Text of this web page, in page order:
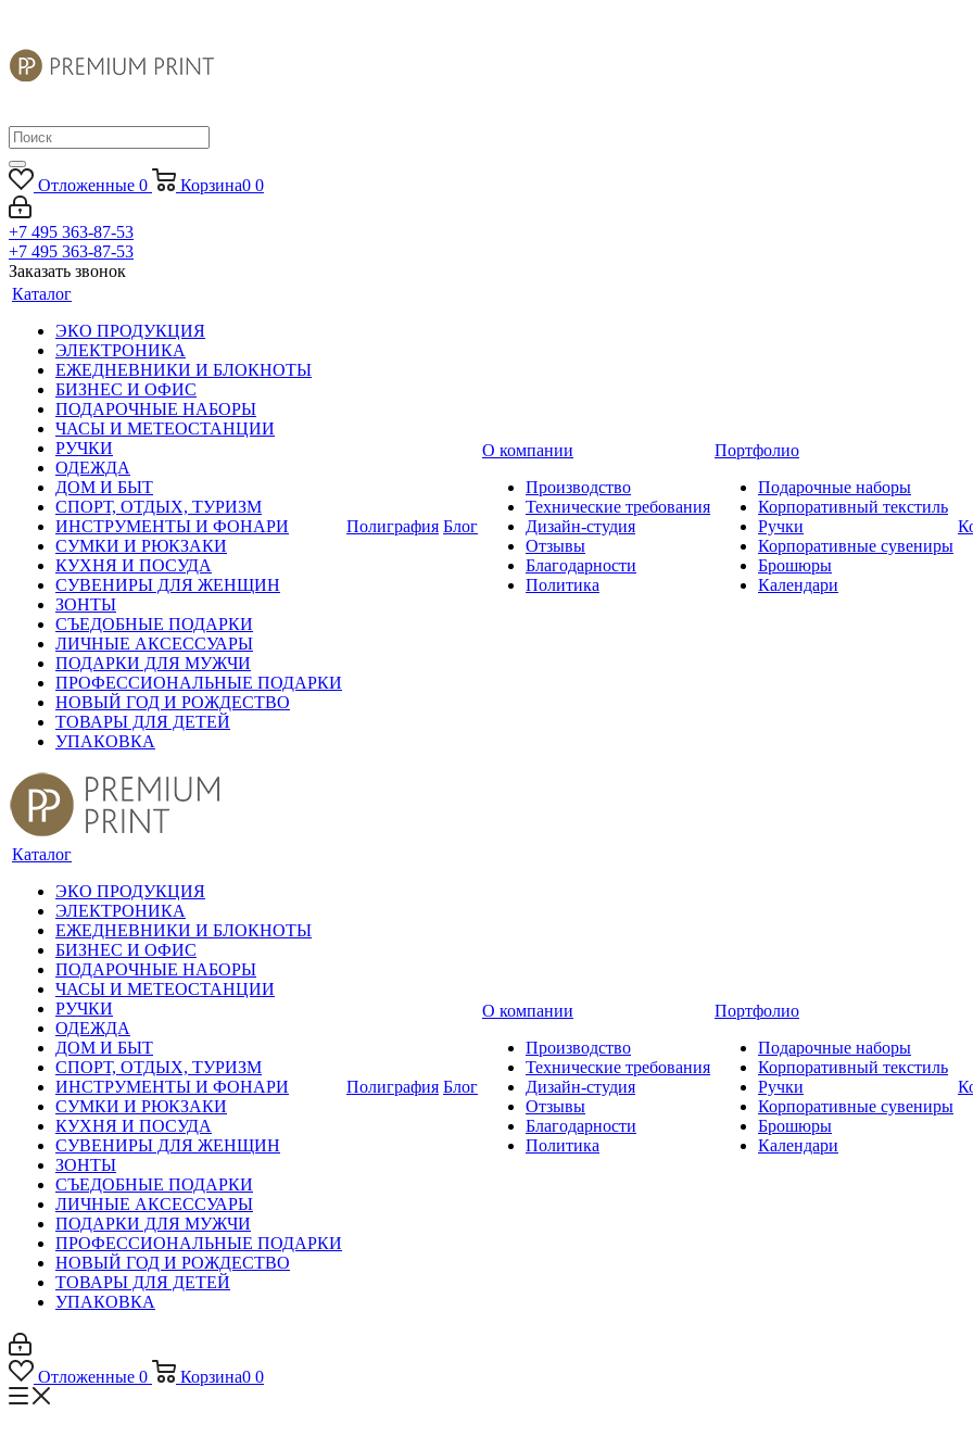
Отложенные 0 Корзина0 0
+7 495 363-87-53
+7 495 363-87-53
Заказать звонок
Каталог
ЭКО ПРОДУКЦИЯ
ЭЛЕКТРОНИКА
ЕЖЕДНЕВНИКИ И БЛОКНОТЫ
БИЗНЕС И ОФИС
ПОДАРОЧНЫЕ НАБОРЫ
ЧАСЫ И МЕТЕОСТАНЦИИ
РУЧКИ
ОДЕЖДА
ДОМ И БЫТ
СПОРТ, ОТДЫХ, ТУРИЗМ
ИНСТРУМЕНТЫ И ФОНАРИ
СУМКИ И РЮКЗАКИ
КУХНЯ И ПОСУДА
СУВЕНИРЫ ДЛЯ ЖЕНЩИН
ЗОНТЫ
СЪЕДОБНЫЕ ПОДАРКИ
ЛИЧНЫЕ АКСЕССУАРЫ
ПОДАРКИ ДЛЯ МУЖЧИ
ПРОФЕССИОНАЛЬНЫЕ ПОДАРКИ
НОВЫЙ ГОД И РОЖДЕСТВО
ТОВАРЫ ДЛЯ ДЕТЕЙ
УПАКОВКА
Полиграфия Блог
О компании
Производство
Технические требования
Дизайн-студия
Отзывы
Благодарности
Политика
Портфолио
Подарочные наборы
Корпоративный текстиль
Ручки
Корпоративные сувениры
Брошюры
Календари
Каталог
ЭКО ПРОДУКЦИЯ
ЭЛЕКТРОНИКА
ЕЖЕДНЕВНИКИ И БЛОКНОТЫ
БИЗНЕС И ОФИС
ПОДАРОЧНЫЕ НАБОРЫ
ЧАСЫ И МЕТЕОСТАНЦИИ
РУЧКИ
ОДЕЖДА
ДОМ И БЫТ
СПОРТ, ОТДЫХ, ТУРИЗМ
ИНСТРУМЕНТЫ И ФОНАРИ
СУМКИ И РЮКЗАКИ
КУХНЯ И ПОСУДА
СУВЕНИРЫ ДЛЯ ЖЕНЩИН
ЗОНТЫ
СЪЕДОБНЫЕ ПОДАРКИ
ЛИЧНЫЕ АКСЕССУАРЫ
ПОДАРКИ ДЛЯ МУЖЧИ
ПРОФЕССИОНАЛЬНЫЕ ПОДАРКИ
НОВЫЙ ГОД И РОЖДЕСТВО
ТОВАРЫ ДЛЯ ДЕТЕЙ
УПАКОВКА
Полиграфия Блог
О компании
Производство
Технические требования
Дизайн-студия
Отзывы
Благодарности
Политика
Портфолио
Подарочные наборы
Корпоративный текстиль
Ручки
Корпоративные сувениры
Брошюры
Календари
Отложенные 0 Корзина0 0